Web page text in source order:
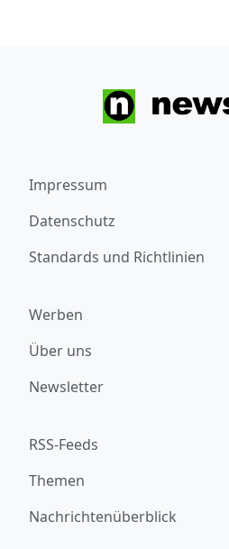
Impressum
Datenschutz
Standards und Richtlinien
Werben
Über uns
Newsletter
RSS-Feeds
Themen
Nachrichtenüberblick